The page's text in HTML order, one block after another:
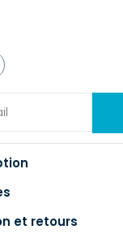
et retours